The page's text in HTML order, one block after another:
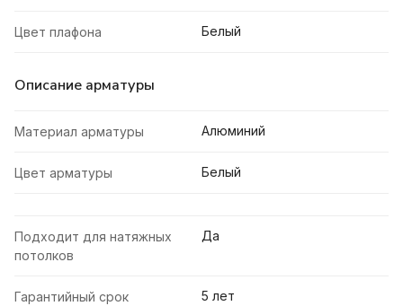
Цвет плафона Белый
Описание арматуры
Материал арматуры Алюминий
Цвет арматуры Белый
Подходит для натяжных
потолков
Да
Гарантийный срок 5 лет